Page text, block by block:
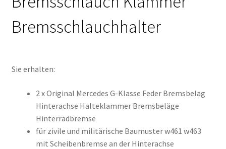
Bremsschlauchhalter
Sie erhalten:
2 x Original Mercedes G-Klasse Feder Bremsbelag
Hinterachse Halteklammer Bremsbeläge
Hinterradbremse
für zivile und militärische Baumuster w461 w463
mit Scheibenbremse an der Hinterachse